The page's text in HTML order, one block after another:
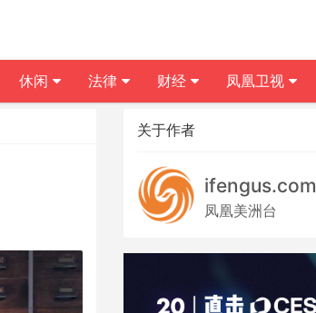
关于作者
ifengus.com
凤凰美洲台
休闲 法律 财经 凤凰卫视